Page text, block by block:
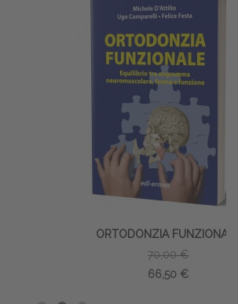
ORTODONZIA FUNZIONALE